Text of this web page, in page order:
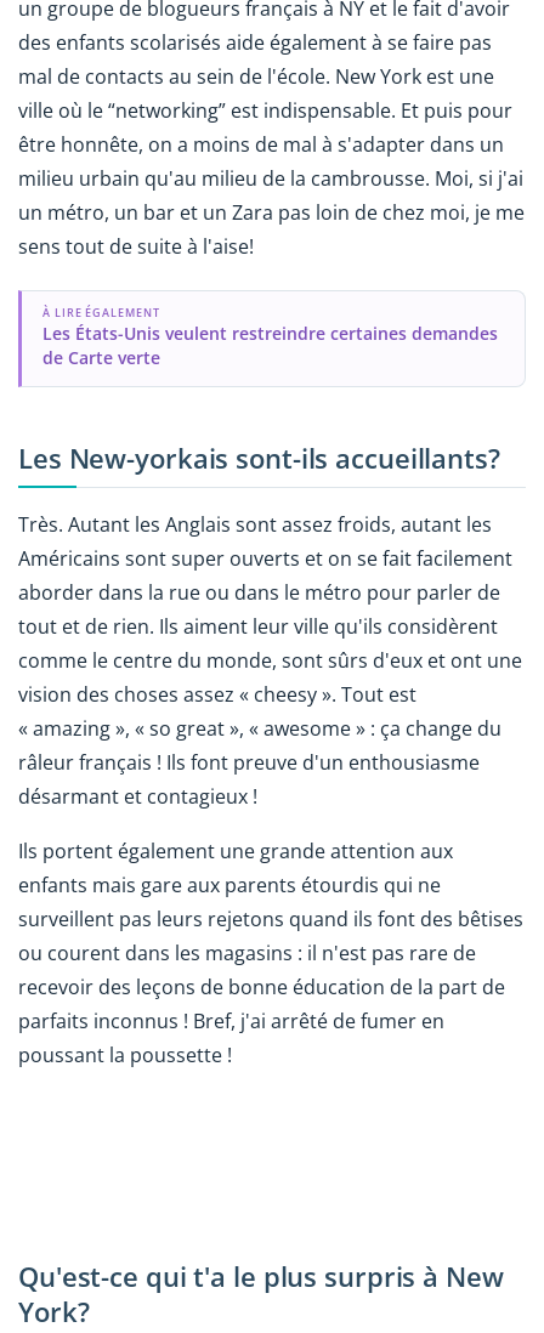
un groupe de blogueurs français à NY et le fait d'avoir
des enfants scolarisés aide également à se faire pas
mal de contacts au sein de l'école. New York est une
ville où le “networking” est indispensable. Et puis pour
être honnête, on a moins de mal à s'adapter dans un
milieu urbain qu'au milieu de la cambrousse. Moi, si j'ai
un métro, un bar et un Zara pas loin de chez moi, je me
sens tout de suite à l'aise!
À LIRE ÉGALEMENT
Les États-Unis veulent restreindre certaines demandes
de Carte verte
Les New-yorkais sont-ils accueillants?
Très. Autant les Anglais sont assez froids, autant les
Américains sont super ouverts et on se fait facilement
aborder dans la rue ou dans le métro pour parler de
tout et de rien. Ils aiment leur ville qu'ils considèrent
comme le centre du monde, sont sûrs d'eux et ont une
vision des choses assez « cheesy ». Tout est
« amazing », « so great », « awesome » : ça change du
râleur français ! Ils font preuve d'un enthousiasme
désarmant et contagieux !
Ils portent également une grande attention aux
enfants mais gare aux parents étourdis qui ne
surveillent pas leurs rejetons quand ils font des bêtises
ou courent dans les magasins : il n'est pas rare de
recevoir des leçons de bonne éducation de la part de
parfaits inconnus ! Bref, j'ai arrêté de fumer en
poussant la poussette !
Qu'est-ce qui t'a le plus surpris à New
York?